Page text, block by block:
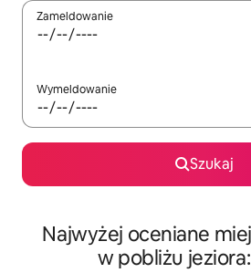
Zameldowanie
Wymeldowanie
Szukaj
Najwyżej oceniane
w pobliżu